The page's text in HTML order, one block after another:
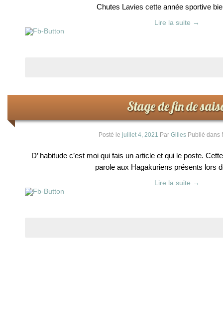
Chutes Lavies cette année sportive
Lire la suite →
Stage de fin de
Posté lejuillet 4, 2021 ParGilles Publié dans
D’ habitude c’est moi qui fais un article et qui le poste.
parole aux Hagakuriens présents lors
Lire la suite →